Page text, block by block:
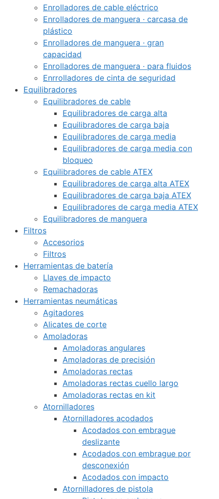
Enrolladores de cable eléctrico
Enrolladores de manguera · carcasa de
plástico
Enrolladores de manguera · gran
capacidad
Enrolladores de manguera · para fluidos
Enrrolladores de cinta de seguridad
Equilibradores
Equilibradores de cable
Equilibradores de carga alta
Equilibradores de carga baja
Equilibradores de carga media
Equilibradores de carga media con
bloqueo
Equilibradores de cable ATEX
Equilibradores de carga alta ATEX
Equilibradores de carga baja ATEX
Equilibradores de carga media ATEX
Equilibradores de manguera
Filtros
Accesorios
Filtros
Herramientas de batería
Llaves de impacto
Remachadoras
Herramientas neumáticas
Agitadores
Alicates de corte
Amoladoras
Amoladoras angulares
Amoladoras de precisión
Amoladoras rectas
Amoladoras rectas cuello largo
Amoladoras rectas en kit
Atornilladores
Atornilladores acodados
Acodados con embrague
deslizante
Acodados con embrague por
desconexión
Acodados con impacto
Atornilladores de pistola